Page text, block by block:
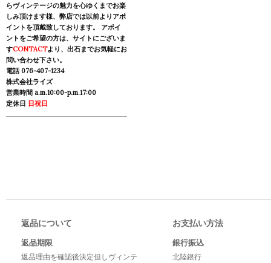
らヴィンテージの魅力を心ゆくまでお楽
しみ頂けます様、弊店では以前よりアポ
イントを頂戴致しております。 アポイ
ントをご希望の方は、サイトにございま
すCONTACTより、出石までお気軽にお
問い合わせ下さい。
電話 076-407-1234
株式会社ライズ
営業時間 a.m.10:00-p.m.17:00
定休日 日祝日
返品について
返品期限
返品理由を確認後決定但しヴィンテ
お支払い方法
銀行振込
北陸銀行